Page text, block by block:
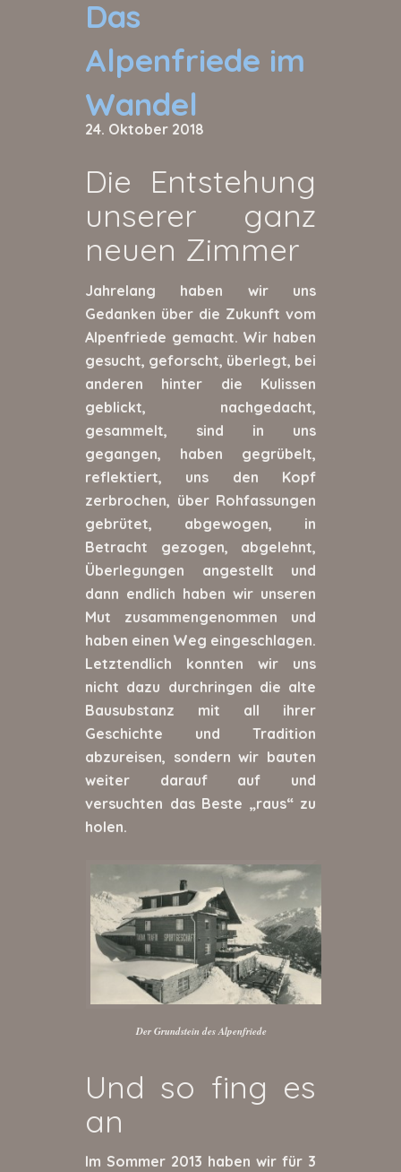
Das
Alpenfriede im
Wandel
24. Oktober 2018
Die Entstehung
unserer ganz
neuen Zimmer
Jahrelang haben wir uns
Gedanken über die Zukunft vom
Alpenfriede gemacht. Wir haben
gesucht, geforscht, überlegt, bei
anderen hinter die Kulissen
geblickt, nachgedacht,
gesammelt, sind in uns
gegangen, haben gegrübelt,
reflektiert, uns den Kopf
zerbrochen, über Rohfassungen
gebrütet, abgewogen, in
Betracht gezogen, abgelehnt,
Überlegungen angestellt und
dann endlich haben wir unseren
Mut zusammengenommen und
haben einen Weg eingeschlagen.
Letztendlich konnten wir uns
nicht dazu durchringen die alte
Bausubstanz mit all ihrer
Geschichte und Tradition
abzureisen, sondern wir bauten
weiter darauf auf und
versuchten das Beste „raus“ zu
holen.
Der Grundstein des Alpenfriede
Und so fing es
an
Im Sommer 2013 haben wir für 3